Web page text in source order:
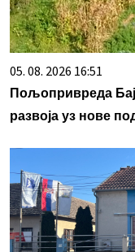
05. 08. 2026 16:51
Пољопривреда
развоја уз нове